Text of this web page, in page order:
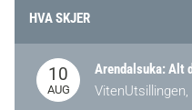
HVA SKJER
10
AUG